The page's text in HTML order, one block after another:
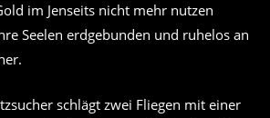
im Jenseits nicht mehr nutzen
Seelen erdgebunden und ruhelos an
schlägt zwei Fliegen mit einer